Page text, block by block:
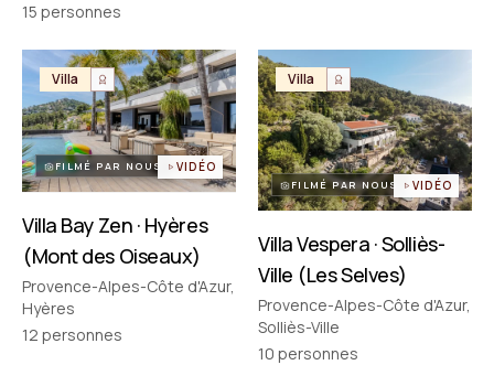
15 personnes
Villa
FILMÉ PAR NOUS VIDÉO
Villa Bay Zen · Hyères
(Mont des Oiseaux)
Provence-Alpes-Côte d'Azur,
Hyères
12 personnes
Villa
FILMÉ PAR NOUS VIDÉO
Villa Vespera · Solliès-
Ville (Les Selves)
Provence-Alpes-Côte d'Azur,
Solliès-Ville
10 personnes